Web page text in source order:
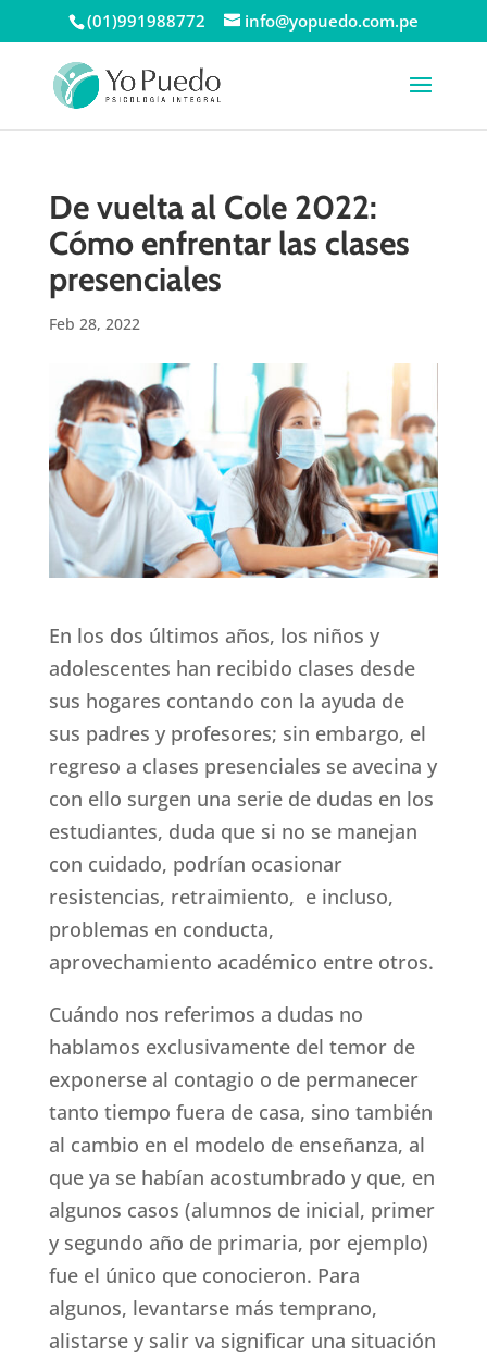
(01)991988772 info@yopuedo.com.pe
De vuelta al Cole 2022:
Cómo enfrentar las clases
presenciales
Feb 28, 2022
En los dos últimos años, los niños y
adolescentes han recibido clases desde
sus hogares contando con la ayuda de
sus padres y profesores; sin embargo, el
regreso a clases presenciales se avecina y
con ello surgen una serie de dudas en los
estudiantes, duda que si no se manejan
con cuidado, podrían ocasionar
resistencias, retraimiento, e incluso,
problemas en conducta,
aprovechamiento académico entre otros.
Cuándo nos referimos a dudas no
hablamos exclusivamente del temor de
exponerse al contagio o de permanecer
tanto tiempo fuera de casa, sino también
al cambio en el modelo de enseñanza, al
que ya se habían acostumbrado y que, en
algunos casos (alumnos de inicial, primer
y segundo año de primaria, por ejemplo)
fue el único que conocieron. Para
algunos, levantarse más temprano,
alistarse y salir va significar una situación